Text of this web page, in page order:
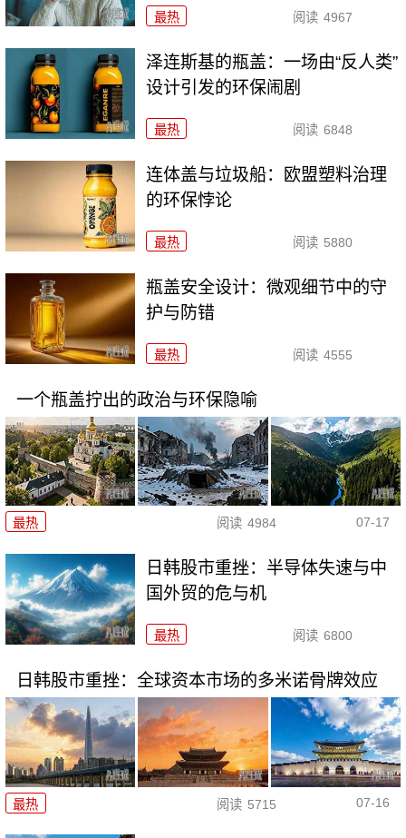
最热 阅读 4967
泽连斯基的瓶盖：一场由“反人类”
设计引发的环保闹剧
最热 阅读 6848
连体盖与垃圾船：欧盟塑料治理
的环保悖论
最热 阅读 5880
瓶盖安全设计：微观细节中的守
护与防错
最热 阅读 4555
一个瓶盖拧出的政治与环保隐喻
最热 阅读 4984 07-17
日韩股市重挫：半导体失速与中
国外贸的危与机
最热 阅读 6800
日韩股市重挫：全球资本市场的多米诺骨牌效应
最热 阅读 5715 07-16